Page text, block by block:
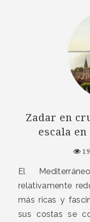
Zadar en
escala
El
relativamente
más ricas y
sus costas se